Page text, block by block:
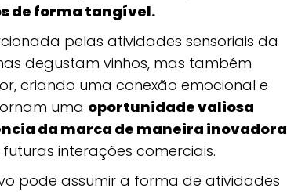
de forma tangível.
pelas atividades sensoriais da
degustam vinhos, mas também
criando uma conexão emocional e
uma oportunidade valiosa
da marca de maneira inovadora
interações comerciais.
pode assumir a forma de atividades